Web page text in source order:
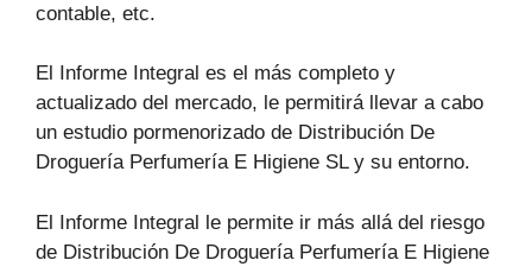
contable, etc.
El Informe Integral es el más completo y
actualizado del mercado, le permitirá llevar a cabo
un estudio pormenorizado de Distribución De
Droguería Perfumería E Higiene SL y su entorno.
El Informe Integral le permite ir más allá del riesgo
de Distribución De Droguería Perfumería E Higiene